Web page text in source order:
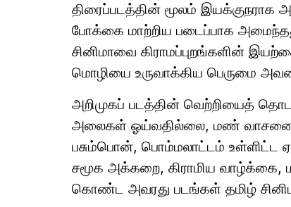
திரைப்படத்தின் மூலம் இயக்குநராக
போக்கை மாற்றிய படைப்பாக
சினிமாவை கிராமப்புறங்களின்
மொழியை உருவாக்கிய பெருமை
அறிமுகப் படத்தின் வெற்றியைத்
அலைகள் ஓய்வதில்லை, மண் வாசனை,
பசும்பொன், பொம்மலாட்டம் உள்ளிட்ட
சமூக அக்கறை, கிராமிய
கொண்ட அவரது படங்கள் தமிழ்